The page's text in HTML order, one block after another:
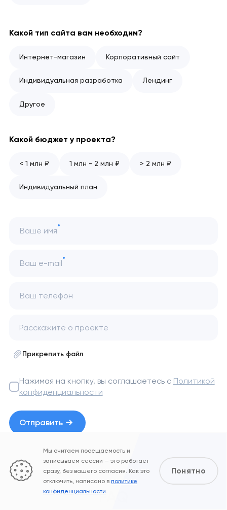
Какой тип сайта вам необходим?
Интернет-магазин Корпоративный сайт
Индивидуальная разработка Лендинг
Другое
Какой бюджет у проекта?
< 1 млн ₽ 1 млн - 2 млн ₽ > 2 млн ₽
Индивидуальный план
Ваше имя
Ваш e-mail
Ваш телефон
Прикрепить файл
Нажимая на кнопку, вы соглашаетесь с Политикой
конфиденциальности
Отправить
FAQ
Мы считаем посещаемость и
записываем сессии — это работает
сразу, без вашего согласия. Как это
отключить, написано в политике
конфиденциальности.
Понятно